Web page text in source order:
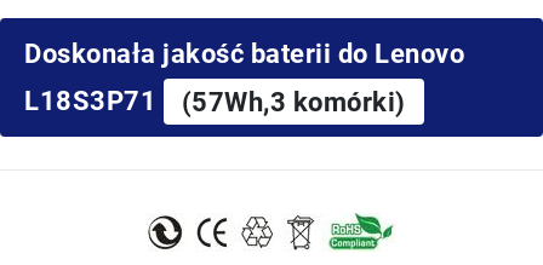
Doskonała jakość baterii do Lenovo
L18S3P71
(57Wh,3 komórki)